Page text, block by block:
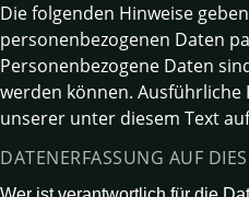
Die folgenden Hinweise
personenbezogenen Daten
Personenbezogene Daten
werden können.
unserer unter diesem Text
DATENERFASSUNG AUF